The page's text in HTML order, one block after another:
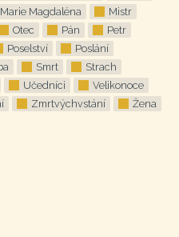
Marie Magdaléna
Mistr
Otec Pán
Petr
Poselství
Poslání
Smrt
Strach
Učedníci
Velikonoce
Zmrtvýchvstání Žena